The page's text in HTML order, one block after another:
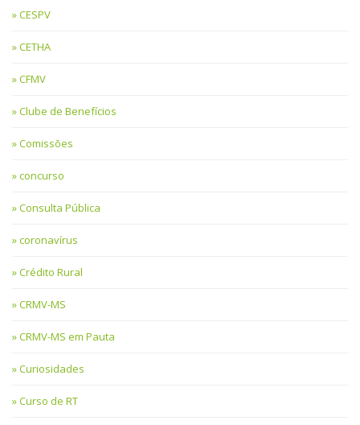
CESPV
CETHA
CFMV
Clube de Benefícios
Comissões
concurso
Consulta Pública
coronavírus
Crédito Rural
CRMV-MS
CRMV-MS em Pauta
Curiosidades
Curso de RT